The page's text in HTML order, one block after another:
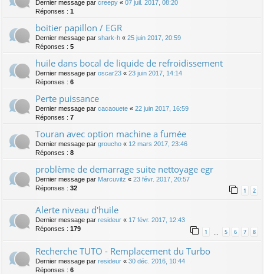
Dernier message par creepy « 07 juil. 2017, 08:20
Réponses : 1
boitier papillon / EGR
Dernier message par shark-h « 25 juin 2017, 20:59
Réponses : 5
huile dans bocal de liquide de refroidissement
Dernier message par oscar23 « 23 juin 2017, 14:14
Réponses : 6
Perte puissance
Dernier message par cacaouete « 22 juin 2017, 16:59
Réponses : 7
Touran avec option machine a fumée
Dernier message par groucho « 12 mars 2017, 23:46
Réponses : 8
problème de demarrage suite nettoyage egr
Dernier message par Marcuvitz « 23 févr. 2017, 20:57
Réponses : 32 1 2
Alerte niveau d'huile
Dernier message par resideur « 17 févr. 2017, 12:43
Réponses : 179 1 5 6 7 8
Recherche TUTO - Remplacement du Turbo
Dernier message par resideur « 30 déc. 2016, 10:44
Réponses : 6